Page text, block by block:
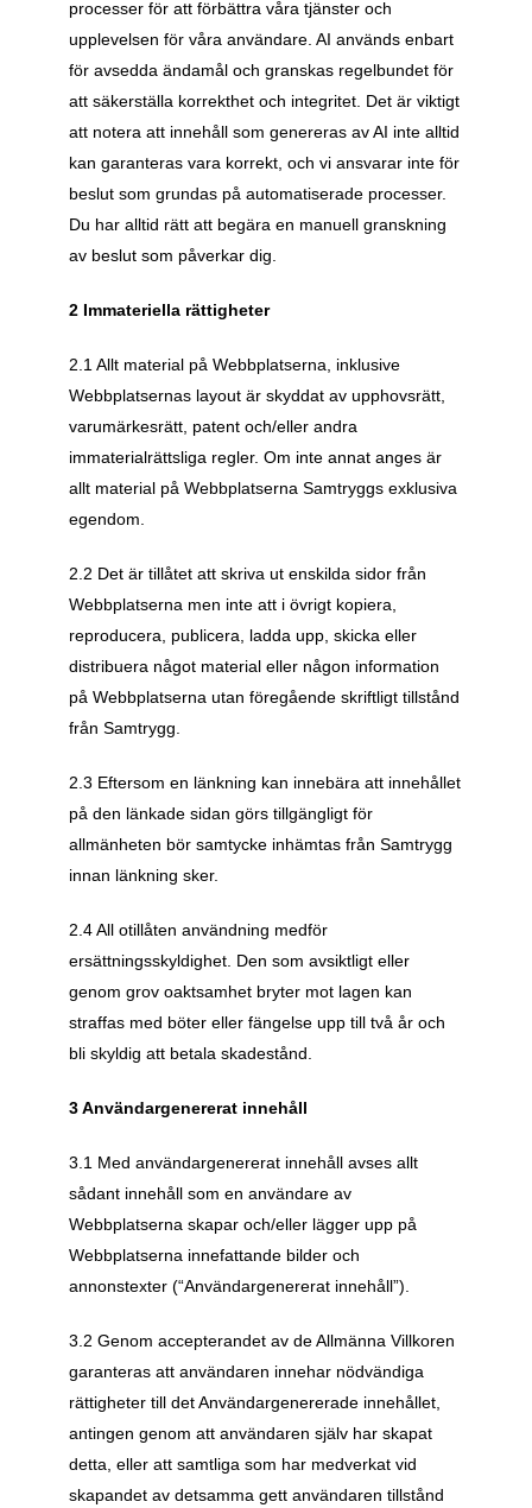
processer för att förbättra våra tjänster och
upplevelsen för våra användare. AI används enbart
för avsedda ändamål och granskas regelbundet för
att säkerställa korrekthet och integritet. Det är viktigt
att notera att innehåll som genereras av AI inte alltid
kan garanteras vara korrekt, och vi ansvarar inte för
beslut som grundas på automatiserade processer.
Du har alltid rätt att begära en manuell granskning
av beslut som påverkar dig.
2 Immateriella rättigheter
2.1 Allt material på Webbplatserna, inklusive
Webbplatsernas layout är skyddat av upphovsrätt,
varumärkesrätt, patent och/eller andra
immaterialrättsliga regler. Om inte annat anges är
allt material på Webbplatserna Samtryggs exklusiva
egendom.
2.2 Det är tillåtet att skriva ut enskilda sidor från
Webbplatserna men inte att i övrigt kopiera,
reproducera, publicera, ladda upp, skicka eller
distribuera något material eller någon information
på Webbplatserna utan föregående skriftligt tillstånd
från Samtrygg.
2.3 Eftersom en länkning kan innebära att innehållet
på den länkade sidan görs tillgängligt för
allmänheten bör samtycke inhämtas från Samtrygg
innan länkning sker.
2.4 All otillåten användning medför
ersättningsskyldighet. Den som avsiktligt eller
genom grov oaktsamhet bryter mot lagen kan
straffas med böter eller fängelse upp till två år och
bli skyldig att betala skadestånd.
3 Användargenererat innehåll
3.1 Med användargenererat innehåll avses allt
sådant innehåll som en användare av
Webbplatserna skapar och/eller lägger upp på
Webbplatserna innefattande bilder och
annonstexter (“Användargenererat innehåll”).
3.2 Genom accepterandet av de Allmänna Villkoren
garanteras att användaren innehar nödvändiga
rättigheter till det Användargenererade innehållet,
antingen genom att användaren själv har skapat
detta, eller att samtliga som har medverkat vid
skapandet av detsamma gett användaren tillstånd